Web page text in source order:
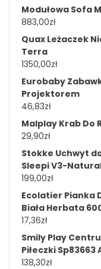
Modułowa Sofa
883,00zł
Quax Leżaczek
Terra
1350,00zł
Eurobaby
Projektorem
46,83zł
Malplay Krab Do
29,90zł
Stokke Uchwyt
Sleepi V3-
199,00zł
Ecolatier Pianka
Biała Herbata
17,36zł
Smily Play
Piłeczki Sp83663
138,30zł